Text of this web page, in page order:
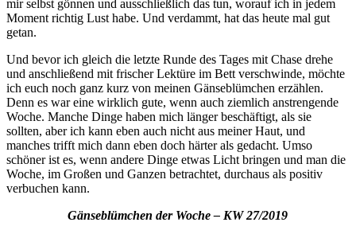
mir selbst gönnen und ausschließlich das tun, worauf ich in jedem
Moment richtig Lust habe. Und verdammt, hat das heute mal gut
getan.
Und bevor ich gleich die letzte Runde des Tages mit Chase drehe
und anschließend mit frischer Lektüre im Bett verschwinde, möchte
ich euch noch ganz kurz von meinen Gänseblümchen erzählen.
Denn es war eine wirklich gute, wenn auch ziemlich anstrengende
Woche. Manche Dinge haben mich länger beschäftigt, als sie
sollten, aber ich kann eben auch nicht aus meiner Haut, und
manches trifft mich dann eben doch härter als gedacht. Umso
schöner ist es, wenn andere Dinge etwas Licht bringen und man die
Woche, im Großen und Ganzen betrachtet, durchaus als positiv
verbuchen kann.
Gänseblümchen der Woche – KW 27/2019